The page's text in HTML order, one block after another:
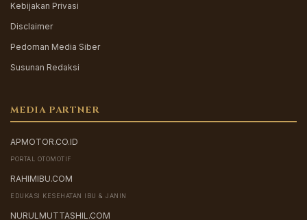
Kebijakan Privasi
Disclaimer
Pedoman Media Siber
Susunan Redaksi
MEDIA PARTNER
APMOTOR.CO.ID
PORTAL OTOMOTIF
RAHIMIBU.COM
EDUKASI KESEHATAN IBU & JANIN
NURULMUTTASHIL.COM